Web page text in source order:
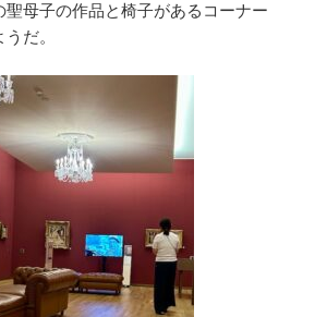
母子の作品と椅子があるコーナー
だ。